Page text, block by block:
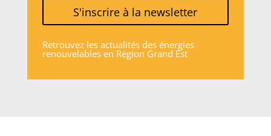
Retrouvez les actualités des énergies
renouvelables en Région Grand Est
S'inscrire à la newsletter